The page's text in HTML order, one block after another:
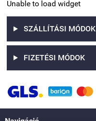
Unable to load widget
SZÁLLÍTÁSI MÓDOK
FIZETÉSI MÓDOK